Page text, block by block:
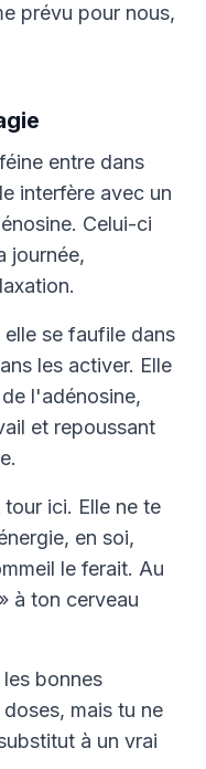
prévu pour nous,
entre dans
interfère avec un
Celui-ci
journée,
se faufile dans
les activer. Elle
l'adénosine,
et repoussant
ici. Elle ne te
en soi,
le ferait. Au
à ton cerveau
bonnes
mais tu ne
à un vrai